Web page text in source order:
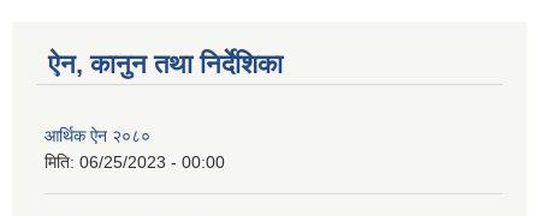
ऐन, कानुन तथा निर्देशिका
आर्थिक ऐन २०८०
मिति: 06/25/2023 - 00:00